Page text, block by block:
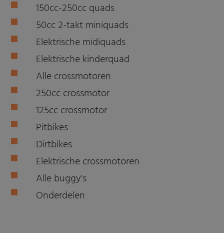
150cc-250cc quads
50cc 2-takt miniquads
Elektrische midiquads
Elektrische kinderquad
Alle crossmotoren
250cc crossmotor
125cc crossmotor
Pitbikes
Dirtbikes
Elektrische crossmotoren
Alle buggy's
Onderdelen